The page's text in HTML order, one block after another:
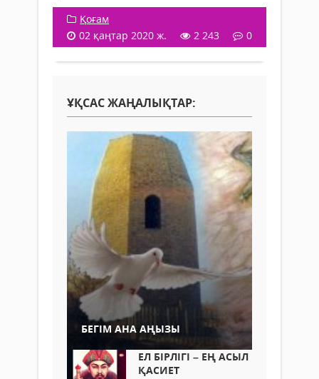
Қоғам
02 қаңтар 2020 ж.
2 243 0
ҰҚСАС ЖАҢАЛЫҚТАР:
БЕГІМ АНА АҢЫЗЫ
ЕЛ БІРЛІГІ – ЕҢ АСЫЛ
ҚАСИЕТ